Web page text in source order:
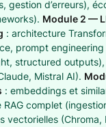
gestion d’erreurs),
Module 2 —
: architecture
prompt
structured outputs),
Mistral AI).
: embeddings et
RAG complet
vectorielles (Chroma,